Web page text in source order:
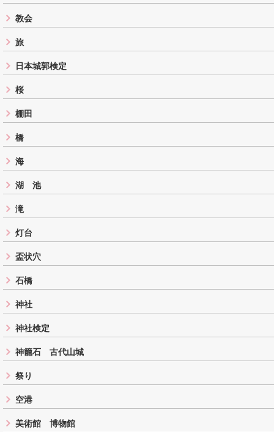
教会
旅
日本城郭検定
桜
棚田
橋
海
湖 池
滝
灯台
盃状穴
石橋
神社
神社検定
神籠石 古代山城
祭り
空港
美術館 博物館